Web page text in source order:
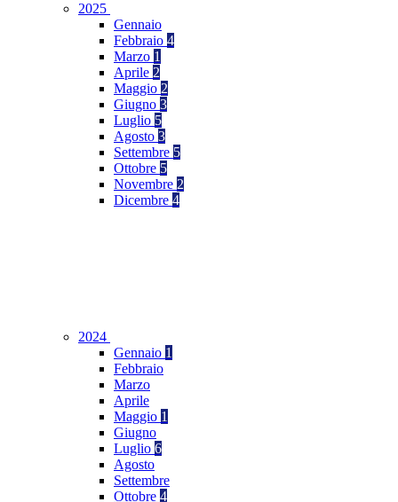
2025
Gennaio
Febbraio 4
Marzo 1
Aprile 2
Maggio 2
Giugno 3
Luglio 5
Agosto 3
Settembre 5
Ottobre 5
Novembre 2
Dicembre 4
2024
Gennaio 1
Febbraio
Marzo
Aprile
Maggio 1
Giugno
Luglio 6
Agosto
Settembre
Ottobre 4